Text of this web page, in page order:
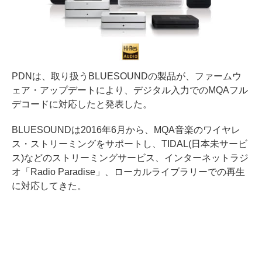
PDNは、取り扱うBLUESOUNDの製品が、ファームウ
ェア・アップデートにより、デジタル入力でのMQAフル
デコードに対応したと発表した。
BLUESOUNDは2016年6月から、MQA音楽のワイヤレ
ス・ストリーミングをサポートし、TIDAL(日本未サービ
ス)などのストリーミングサービス、インターネットラジ
オ「Radio Paradise」、ローカルライブラリーでの再生
に対応してきた。